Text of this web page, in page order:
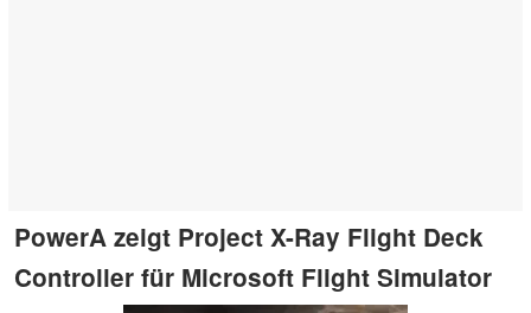
PowerA zeigt Project X-Ray Flight Deck
Controller für Microsoft Flight Simulator